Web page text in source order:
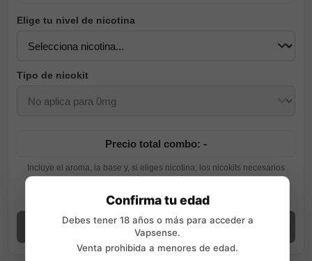
Elige tu nivel de nicotina
Tipo de nicokit
Precio total combo: -
Incluye el aroma, la base y, si eliges nicotina, los nicokits necesarios
según tu elección.
Ver guía de preparación
Añadir combo
Confirma tu edad
Debes tener 18 años o más para acceder a
Vapsense.
Venta prohibida a menores de edad.